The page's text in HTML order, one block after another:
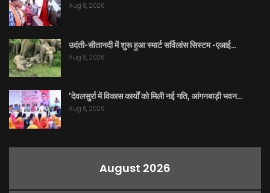
Aug 8, 2026
उदंती-सीतानदी में शुरू हुआ स्मार्ट सर्विलांस सिस्टम -एआई…
Aug 8, 2026
’देवलसुर्रा में विकास कार्यों को मिली नई गति, आंगनबाड़ी भवन…
Aug 8, 2026
August 2026